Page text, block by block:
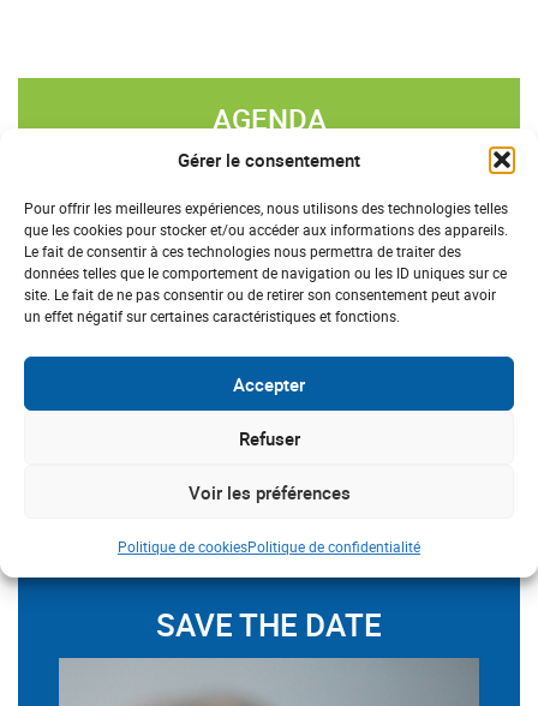
Gérer le consentement
Pour offrir les meilleures expériences, nous utilisons des technologies telles
que les cookies pour stocker et/ou accéder aux informations des appareils.
Le fait de consentir à ces technologies nous permettra de traiter des
données telles que le comportement de navigation ou les ID uniques sur ce
site. Le fait de ne pas consentir ou de retirer son consentement peut avoir
un effet négatif sur certaines caractéristiques et fonctions.
Accepter
Refuser
Voir les préférences
Politique de cookiesPolitique de confidentialité
AGENDA
« AOÛT 2026 »
L M M J V S
D
27
28 29 30 31 1
2
3
4 5 6 7 8
17
18 19 20 21 22
23
27
2 3 4
SAVE THE DATE